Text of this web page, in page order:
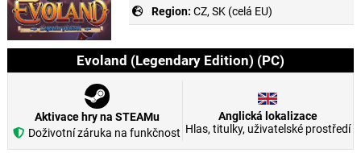
Region: CZ, SK (celá EU)
Evoland (Legendary Edition) (PC)
Aktivace hry na STEAMu
Doživotní záruka na funkčnost
Anglická lokalizace
Hlas, titulky, uživatelské prostředí